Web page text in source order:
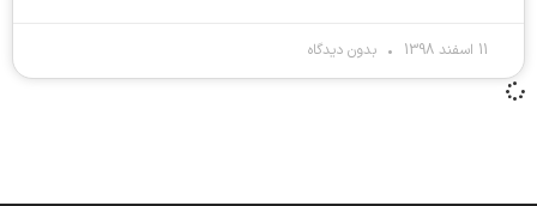
11 اسفند 1398 بدون دیدگاه